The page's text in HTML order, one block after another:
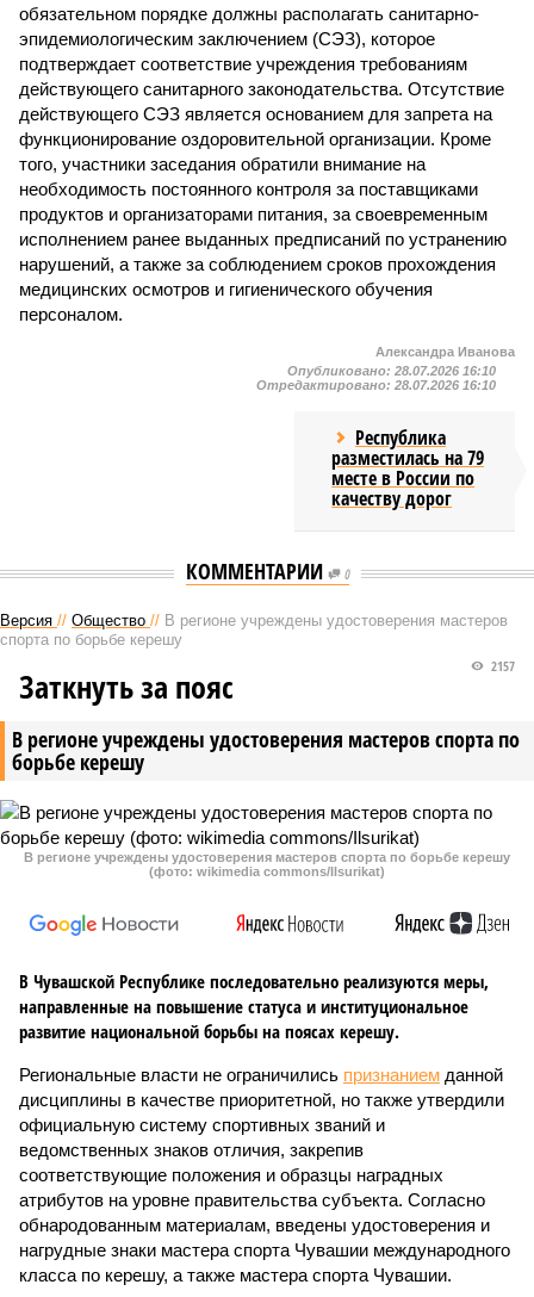
обязательном порядке должны располагать санитарно-
эпидемиологическим заключением (СЭЗ), которое
подтверждает соответствие учреждения требованиям
действующего санитарного законодательства. Отсутствие
действующего СЭЗ является основанием для запрета на
функционирование оздоровительной организации. Кроме
того, участники заседания обратили внимание на
необходимость постоянного контроля за поставщиками
продуктов и организаторами питания, за своевременным
исполнением ранее выданных предписаний по устранению
нарушений, а также за соблюдением сроков прохождения
медицинских осмотров и гигиенического обучения
персоналом.
Александра Иванова
Опубликовано: 28.07.2026 16:10
Отредактировано: 28.07.2026 16:10
Республика
разместилась на 79
месте в России по
качеству дорог
КОММЕНТАРИИ 0
Версия // Общество // В регионе учреждены удостоверения мастеров
спорта по борьбе керешу
В регионе учреждены удостоверения мастеров спорта по
борьбе керешу
2157
Заткнуть за пояс
В регионе учреждены удостоверения мастеров спорта по борьбе керешу
(фото: wikimedia commons/Ilsurikat)
В Чувашской Республике последовательно реализуются меры,
направленные на повышение статуса и институциональное
развитие национальной борьбы на поясах керешу.
Региональные власти не ограничились признанием данной
дисциплины в качестве приоритетной, но также утвердили
официальную систему спортивных званий и
ведомственных знаков отличия, закрепив
соответствующие положения и образцы наградных
атрибутов на уровне правительства субъекта. Согласно
обнародованным материалам, введены удостоверения и
нагрудные знаки мастера спорта Чувашии международного
класса по керешу, а также мастера спорта Чувашии.